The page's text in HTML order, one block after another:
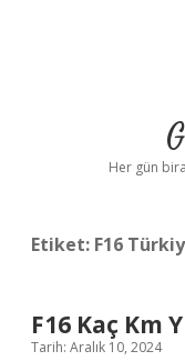
Her gün
Etiket: F16
F16 Kaç Km
Tarih: Aralık 10, 2024